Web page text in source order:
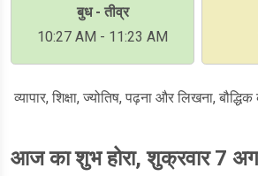
बुध - तीव्र
10:27 AM - 11:23 AM
व्यापार, शिक्षा, ज्योतिष, पढ़ना और लिखना,
आज का शुभ होरा, शुक्रवार 7